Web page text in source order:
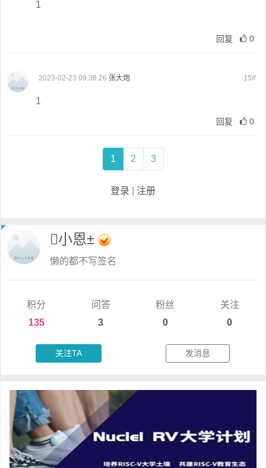
1
回复 0
2023-02-23 09:36:26 张大炮 15#
1
回复 0
1 2 3
登录 注册
小恩±
懒的都不写签名
积分
135
问答
3
粉丝
0
关注
0
关注TA 发消息